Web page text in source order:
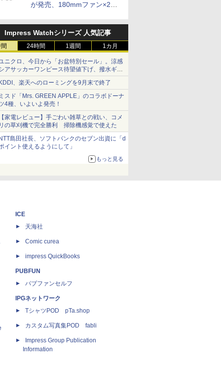
が発売、180mmファン×2搭
Impress Watchシリーズ 人気記事
24時間 1週間 1カ月
ニクロ、今日から「お盆特別セール」。涼感
アサッカーワンピース待望値下げ、撥水ギア
ョーツは1990円に
、楽天へのローミングを9月末で終了
スド「Mrs. GREEN APPLE」のコラボドーナ
4種、いよいよ発売！
家電レビュー】手ごわい雑草との戦い、コメ
の草刈機で完全勝利 掃除機感覚で使えた
島田社長、ソフトバンクのセブン出資に「d
イント使えるようにして」
もっと見る
ICE
天海社
Comic curea
impress QuickBooks
PUBFUN
パブファンセルフ
IPGネットワーク
TシャツPOD pTa.shop
カスタム写真集POD fabli
Impress Group Publication
Information